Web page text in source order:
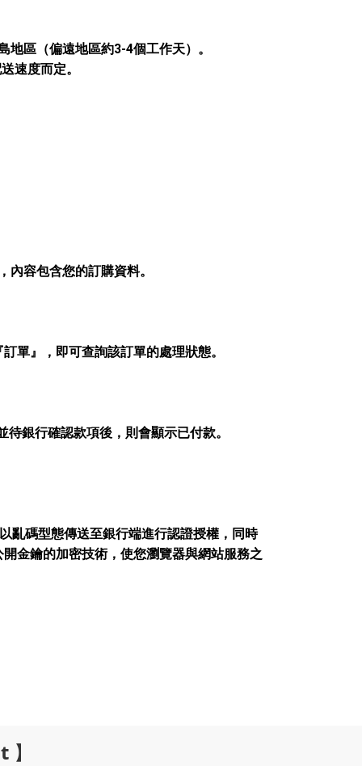
地區（偏遠地區約3-4個工作天）。
速度而定。
容包含您的訂購資料。
單』，即可查詢該訂單的處理狀態。
銀行確認款項後，則會顯示已付款。
亂碼型態傳送至銀行端進行認證授權，同時
金鑰的加密技術，使您瀏覽器與網站服務之
】